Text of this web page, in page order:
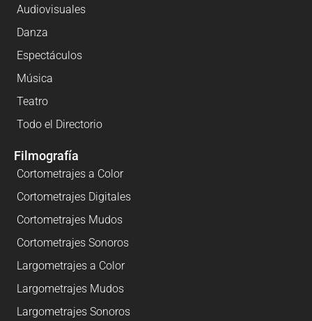
Audiovisuales
Danza
Espectáculos
Música
Teatro
Todo el Directorio
Filmografía
Cortometrajes a Color
Cortometrajes Digitales
Cortometrajes Mudos
Cortometrajes Sonoros
Largometrajes a Color
Largometrajes Mudos
Largometrajes Sonoros